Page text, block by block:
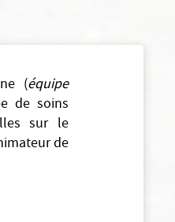
(équipe
de soins
sur le
de